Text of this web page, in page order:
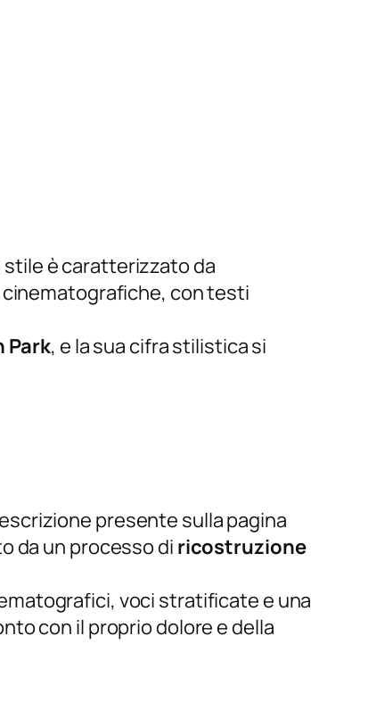
stile è caratterizzato da
con testi
Park, e la sua cifra stilistica si
presente sulla pagina
da un processo diricostruzione
voci stratificate e una
con il proprio dolore e della